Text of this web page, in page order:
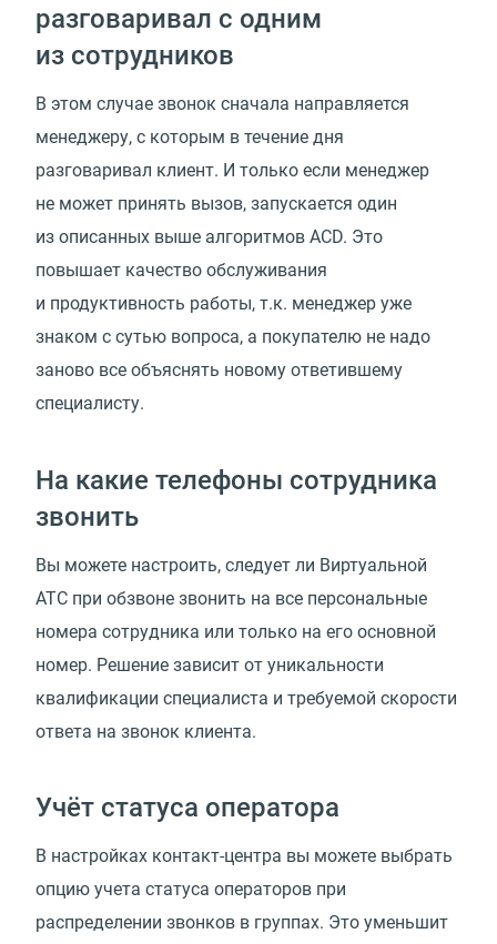
разговаривал с одним
из сотрудников
В этом случае звонок сначала направляется
менеджеру, с которым в течение дня
разговаривал клиент. И только если менеджер
не может принять вызов, запускается один
из описанных выше алгоритмов ACD. Это
повышает качество обслуживания
и продуктивность работы, т.к. менеджер уже
знаком с сутью вопроса, а покупателю не надо
заново все объяснять новому ответившему
специалисту.
На какие телефоны сотрудника
звонить
Вы можете настроить, следует ли Виртуальной
АТС при обзвоне звонить на все персональные
номера сотрудника или только на его основной
номер. Решение зависит от уникальности
квалификации специалиста и требуемой скорости
ответа на звонок клиента.
Учёт статуса оператора
В настройках контакт-центра вы можете выбрать
опцию учета статуса операторов при
распределении звонков в группах. Это уменьшит